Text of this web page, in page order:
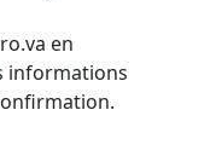
en
informations